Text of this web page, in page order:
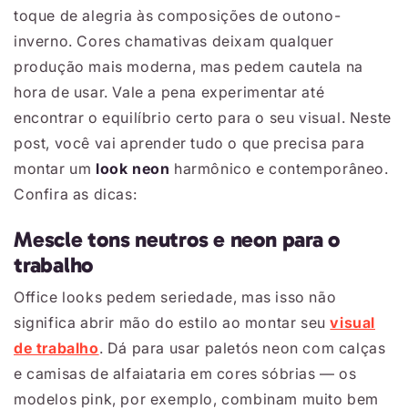
toque de alegria às composições de outono-
inverno. Cores chamativas deixam qualquer
produção mais moderna, mas pedem cautela na
hora de usar. Vale a pena experimentar até
encontrar o equilíbrio certo para o seu visual. Neste
post, você vai aprender tudo o que precisa para
montar um look neon harmônico e contemporâneo.
Confira as dicas:
Mescle tons neutros e neon para o
trabalho
Office looks pedem seriedade, mas isso não
significa abrir mão do estilo ao montar seuvisual
de trabalho. Dá para usar paletós neon com calças
e camisas de alfaiataria em cores sóbrias ― os
modelos pink, por exemplo, combinam muito bem